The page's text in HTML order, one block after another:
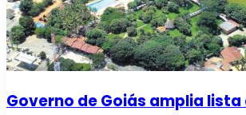
Governo de Goiás amplia